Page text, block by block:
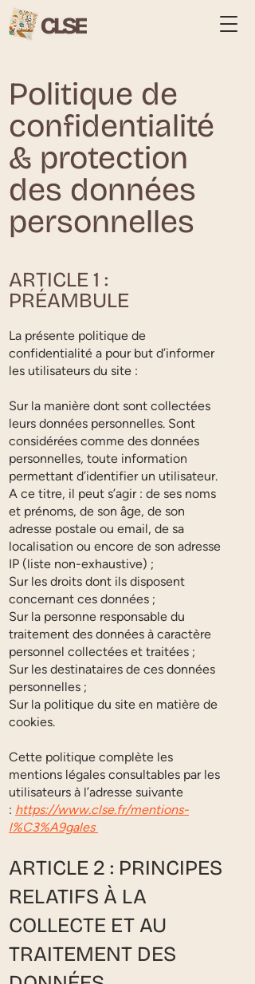
Politique de
confidentialité
& protection
des données
personnelles
ARTICLE 1 :
PRÉAMBULE
La présente politique de
confidentialité a pour but d’informer
les utilisateurs du site :
Sur la manière dont sont collectées
leurs données personnelles. Sont
considérées comme des données
personnelles, toute information
permettant d’identifier un utilisateur.
A ce titre, il peut s’agir : de ses noms
et prénoms, de son âge, de son
adresse postale ou email, de sa
localisation ou encore de son adresse
IP (liste non-exhaustive) ;
Sur les droits dont ils disposent
concernant ces données ;
Sur la personne responsable du
traitement des données à caractère
personnel collectées et traitées ;
Sur les destinataires de ces données
personnelles ;
Sur la politique du site en matière de
cookies.
Cette politique complète les
mentions légales consultables par les
utilisateurs à l’adresse suivante
: https://www.clse.fr/mentions-
l%C3%A9gales
ARTICLE 2 : PRINCIPES
RELATIFS À LA
COLLECTE ET AU
TRAITEMENT DES